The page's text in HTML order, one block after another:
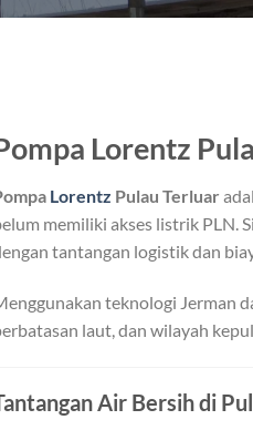
Lorentz
Lorentz Pulau Terluar
memiliki akses listrik PLN.
tantangan logistik dan
teknologi Jerman
laut, dan wilayah
Air Bersih di